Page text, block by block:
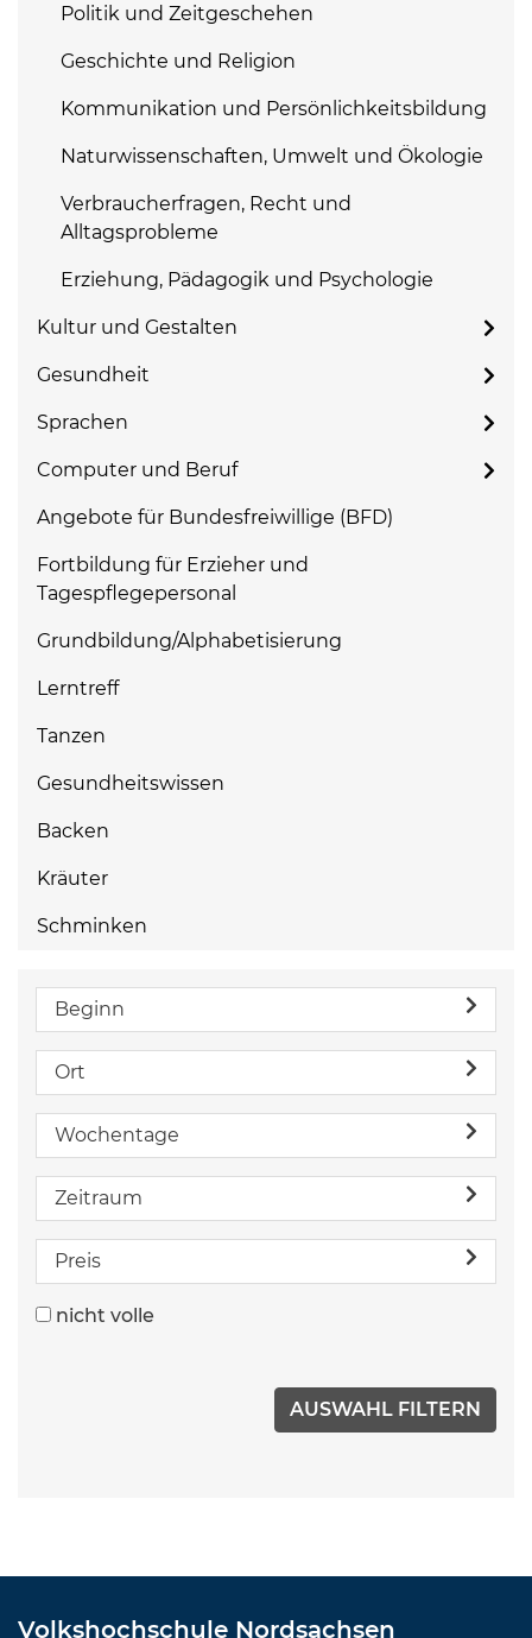
Politik und Zeitgeschehen
Geschichte und Religion
Kommunikation und Persönlichkeitsbildung
Naturwissenschaften, Umwelt und Ökologie
Verbraucherfragen, Recht und
Alltagsprobleme
Erziehung, Pädagogik und Psychologie
Kultur und Gestalten
Gesundheit
Sprachen
Computer und Beruf
Angebote für Bundesfreiwillige (BFD)
Fortbildung für Erzieher und
Tagespflegepersonal
Grundbildung/Alphabetisierung
Lerntreff
Tanzen
Gesundheitswissen
Backen
Kräuter
Schminken
Beginn
Ort
Wochentage
Zeitraum
Preis
nicht volle
Volkshochschule Nordsachsen